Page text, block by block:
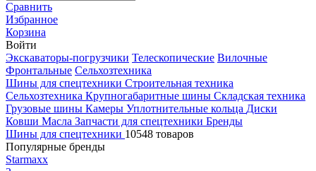
Сравнить
Избранное
Корзина
Войти
Экскаваторы-погрузчики Телескопические Вилочные
Фронтальные Сельхозтехника
Шины для спецтехники Строительная техника
Сельхозтехника Крупногабаритные шины Складская техника
Грузовые шины Камеры Уплотнительные кольца Диски
Ковши Масла Запчасти для спецтехники Бренды
Шины для спецтехники 10548 товаров
Популярные бренды
Starmaxx